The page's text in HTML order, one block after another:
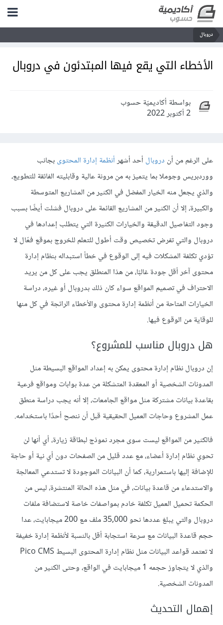
دروبال
الأخطاء التي يقع فيها المبتدئون في دروبال
بواسطة أكاديميّة حسوب
2 أكتوبر 2022
على الرغم من أن دروبال أحد أشهرأنظمة إدارة المحتوىبجانب
ووردبريس وجوملا بما يتميز به من مرونة عالية وقابليته الفائقة للتطويع،
والذي يجعل منه الخيار المفضل في الكثير من المشاريع المتوسطة
والكبيرة، إلا أن الكثير من المشاريع القائمة على دروبال فشلت أيضًا بسبب
وجود التفاصيل الدقيقة والخيارات الكثيرة التي يتطلب إعدادها في
دروبال والتي تفرض تخصيص وقت أطول للتعلم للخروج بموقع فعّال لا
تؤدي تكلفة المشكلات فيه إلى الوقوع في خطأ استبداله بنظام إدارة
محتوى آخر أقل جودة غالبًا، من هذا المنطلق يجب على كل من يريد
الاحتراف في تصميم المواقع سواء كان ذلك بدروبال أو غيره، دراسة
الخيارات المتاحة من أنظمة إدارة محتوى والأخطاء الرائجة في كل منها
للوقاية من الوقوع فيها.
هل دروبال مناسب للمشروع؟
إن دروبال نظام إدارة محتوى يمكن به إعداد المواقع البسيطة مثل
المدونات الشخصية أو المعقدة المتشكلة من عدة بوابات ومواقع فرعية
بقاعدة بيانات مشتركة مثل مواقع الجامعات، إلا أنه يجب دراسة منطق
عمل المشروع وحاجات العميل الحقيقية قبل أن ننصح أحدًا باستخدامه.
فالكثير من المواقع ليست سوى مجرد نموذج لبطاقة زيارة، أي أنها لن
تحوي نظام إدارة أعضاء، مع عدد قليل من الصفحات دون أي نية أو حاجة
للإضافة إليها باستمرارية، كما أن البيانات الموجودة لا تستدعي المعالجة
والاستدعاء من قاعدة بيانات، في مثل هذه الحالة المنتشرة، ليس من
الحكمة تحميل العميل تكلفة خادم بمواصفات خاصة لاستضافة ملفات
دروبال والتي يبلغ عددها نحو 35,000 ملف مع 200 ميجابايت، عدا
حجم قاعدة البيانات مع سرعة استجابة أقل بالنسبة لأنظمة إدارة خفيفة
لا تعتمد قواعد البيانات مثل نظام إدارة المحتوى البسيط Pico CMS
والذي لا يتجاوز حجمه 1 ميجابايت في الواقع، وحتى الكثير من
المدونات الشخصية.
إهمال التحديث